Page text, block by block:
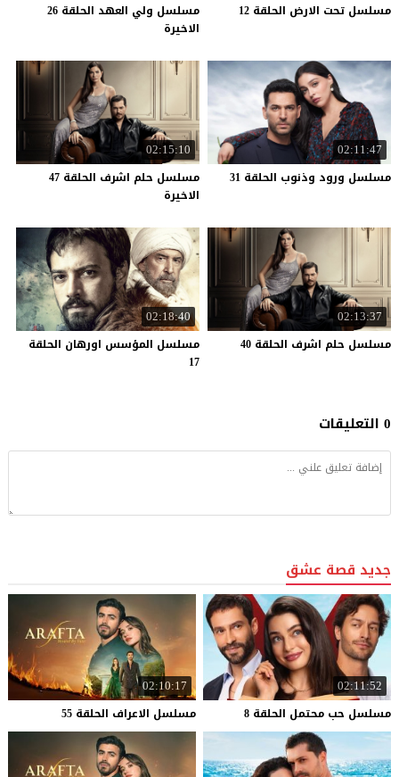
مسلسل تحت الارض الحلقة 12
مسلسل ولي العهد الحلقة 26
الاخيرة
02:11:47
مسلسل ورود وذنوب الحلقة 31
02:15:10
مسلسل حلم اشرف الحلقة 47
الاخيرة
02:13:37
مسلسل حلم اشرف الحلقة 40
02:18:40
مسلسل المؤسس اورهان الحلقة
17
0 التعليقات
جديد قصة عشق
02:11:52
مسلسل حب محتمل الحلقة 8
02:10:17
مسلسل الاعراف الحلقة 55